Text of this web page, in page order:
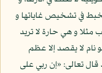
في تشخيص غاياتها و
و هي حارة لا تريد
نام لا يقصد إلا عظم
تعالى: «إن ربي على